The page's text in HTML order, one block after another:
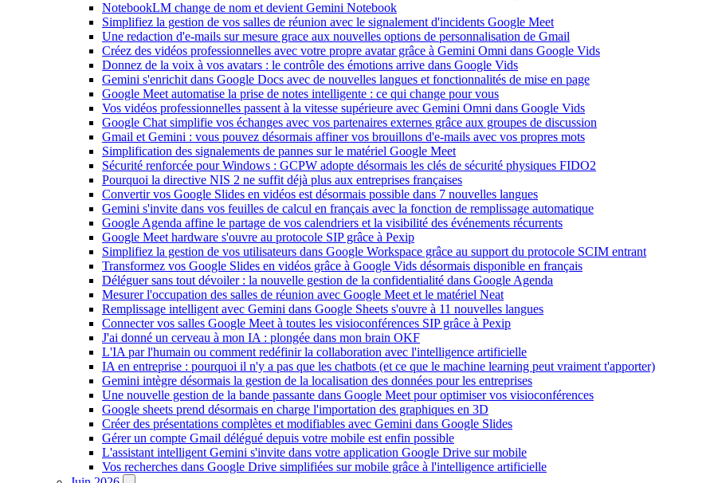
NotebookLM change de nom et devient Gemini Notebook
Simplifiez la gestion de vos salles de réunion avec le signalement d'incidents Google Meet
Une redaction d'e-mails sur mesure grace aux nouvelles options de personnalisation de Gmail
Créez des vidéos professionnelles avec votre propre avatar grâce à Gemini Omni dans Google Vids
Donnez de la voix à vos avatars : le contrôle des émotions arrive dans Google Vids
Gemini s'enrichit dans Google Docs avec de nouvelles langues et fonctionnalités de mise en page
Google Meet automatise la prise de notes intelligente : ce qui change pour vous
Vos vidéos professionnelles passent à la vitesse supérieure avec Gemini Omni dans Google Vids
Google Chat simplifie vos échanges avec vos partenaires externes grâce aux groupes de discussion
Gmail et Gemini : vous pouvez désormais affiner vos brouillons d'e-mails avec vos propres mots
Simplification des signalements de pannes sur le matériel Google Meet
Sécurité renforcée pour Windows : GCPW adopte désormais les clés de sécurité physiques FIDO2
Pourquoi la directive NIS 2 ne suffit déjà plus aux entreprises françaises
Convertir vos Google Slides en vidéos est désormais possible dans 7 nouvelles langues
Gemini s'invite dans vos feuilles de calcul en français avec la fonction de remplissage automatique
Google Agenda affine le partage de vos calendriers et la visibilité des événements récurrents
Google Meet hardware s'ouvre au protocole SIP grâce à Pexip
Simplifiez la gestion de vos utilisateurs dans Google Workspace grâce au support du protocole SCIM entrant
Transformez vos Google Slides en vidéos grâce à Google Vids désormais disponible en français
Déléguer sans tout dévoiler : la nouvelle gestion de la confidentialité dans Google Agenda
Mesurer l'occupation des salles de réunion avec Google Meet et le matériel Neat
Remplissage intelligent avec Gemini dans Google Sheets s'ouvre à 11 nouvelles langues
Connecter vos salles Google Meet à toutes les visioconférences SIP grâce à Pexip
J'ai donné un cerveau à mon IA : plongée dans mon brain OKF
L'IA par l'humain ou comment redéfinir la collaboration avec l'intelligence artificielle
IA en entreprise : pourquoi il n'y a pas que les chatbots (et ce que le machine learning peut vraiment t'apporter)
Gemini intègre désormais la gestion de la localisation des données pour les entreprises
Une nouvelle gestion de la bande passante dans Google Meet pour optimiser vos visioconférences
Google sheets prend désormais en charge l'importation des graphiques en 3D
Créer des présentations complètes et modifiables avec Gemini dans Google Slides
Gérer un compte Gmail délégué depuis votre mobile est enfin possible
L'assistant intelligent Gemini s'invite dans votre application Google Drive sur mobile
Vos recherches dans Google Drive simplifiées sur mobile grâce à l'intelligence artificielle